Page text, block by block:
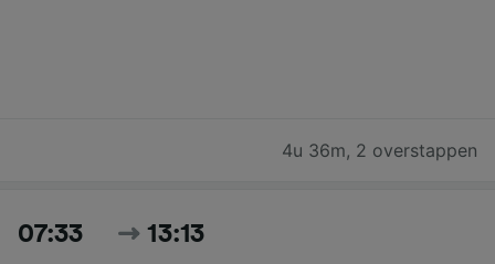
4u 36m, 2 overstappen
07:33 13:13